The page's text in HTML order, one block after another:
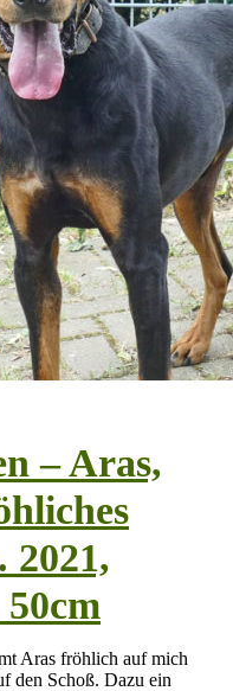
– Aras,
2021,
Aras fröhlich auf mich
den Schoß. Dazu ein